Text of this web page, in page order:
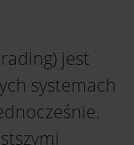
jest
systemach